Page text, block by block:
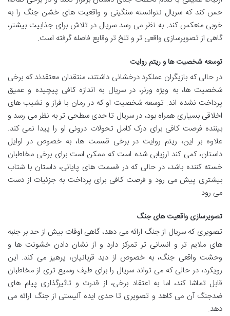
حس کند که سریال نتوانسته سنگینی و واقعیت های خشن جنگ را به
خوبی منعکس کند. به نظر می رسد سریال در تلاش برای جذابیت بیشتر،
گاهی از تصویرسازی واقعی تر و تلخ تر وقایع فاصله گرفته است.
توسعه شخصیت ها و ریتم روایت
در حالی که بازیگران عملکرد درخشانی داشتند، منتقدان معتقدند که برخی
شخصیت ها، به ویژه ورنر، در سریال به اندازه کافی پیچیده و عمیق
پرداخت نشده اند. توسعه شخصیت او که در رمان با فراز و نشیب های
اخلاقی بسیاری همراه بود، در سریال تا حدی سطحی تر به نظر می رسد و
بیننده فرصت کافی برای درک کامل تحولات درونی او را پیدا نمی کند.
علاوه بر این، ریتم روایت در برخی قسمت ها، به خصوص در اوایل
داستان، کمی کند ارزیابی شده است که ممکن است برای برخی مخاطبان
خسته کننده باشد، در حالی که در قسمت های پایانی، داستان با شتاب
بیشتری پیش می رود و فرصت کافی برای پرداخت به جزئیات از دست
می رود.
تصویرسازی واقعیت های جنگ
تصویری که سریال از جنگ ارائه می دهد، گاهی اوقات بیش از حد بر جنبه
های ملایم تر و انسانی تر تمرکز دارد و از نشان دادن خشونت ها و
وحشت واقعی جنگ، به خصوص از دید قربانیان، پرهیز می کند. این
رویکرد، در حالی که می تواند سریال را برای طیف وسیع تری از مخاطبان
قابل تماشا کند، اما به اعتقاد برخی، از قدرت و تاثیرگذاری پیام های
ضدجنگ آن می کاهد و تصویری تا حدی ایده آلیستی از جنگ ارائه می
دهد.